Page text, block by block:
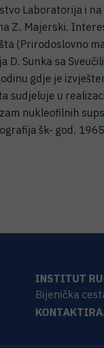
Laboratorija i
Z. Majerski.
(Prirodoslovno
D. Sunka sa
gdje je
sudjeluje u
nukleofilnih
šk- god.
INSTITUT
Bijenička